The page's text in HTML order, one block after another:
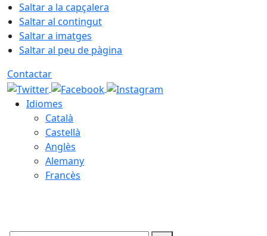
Saltar a la capçalera
Saltar al contingut
Saltar a imatges
Saltar al peu de pàgina
Contactar
Idiomes
Català
Castellà
Anglès
Alemany
Francès